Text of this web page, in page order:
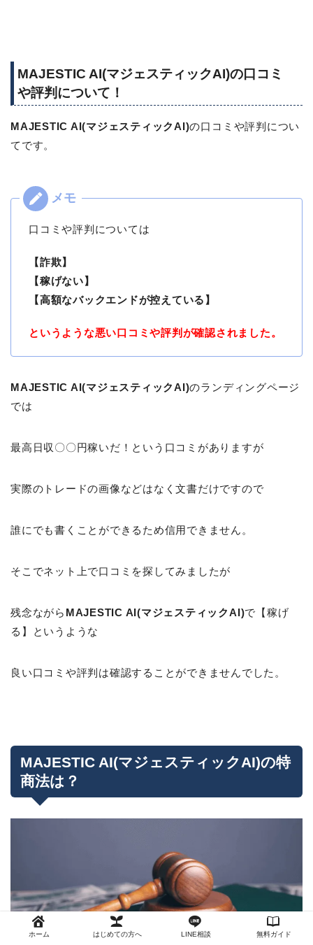
MAJESTIC AI(マジェスティックAI)の口コミ
や評判について！
MAJESTIC AI(マジェスティックAI)の口コミや評判につい
てです。
口コミや評判については
【詐欺】
【稼げない】
【高額なバックエンドが控えている】
というような悪い口コミや評判が確認されました。
MAJESTIC AI(マジェスティックAI)のランディングページ
では
最高日収〇〇円稼いだ！という口コミがありますが
実際のトレードの画像などはなく文書だけですので
誰にでも書くことができるため信用できません。
そこでネット上で口コミを探してみましたが
残念ながら MAJESTIC AI(マジェスティックAI)で【稼げ
る】というような
良い口コミや評判は確認することができませんでした。
MAJESTIC AI(マジェスティックAI)の特
商法は？
ホーム はじめての方へ LINE相談 無料ガイド